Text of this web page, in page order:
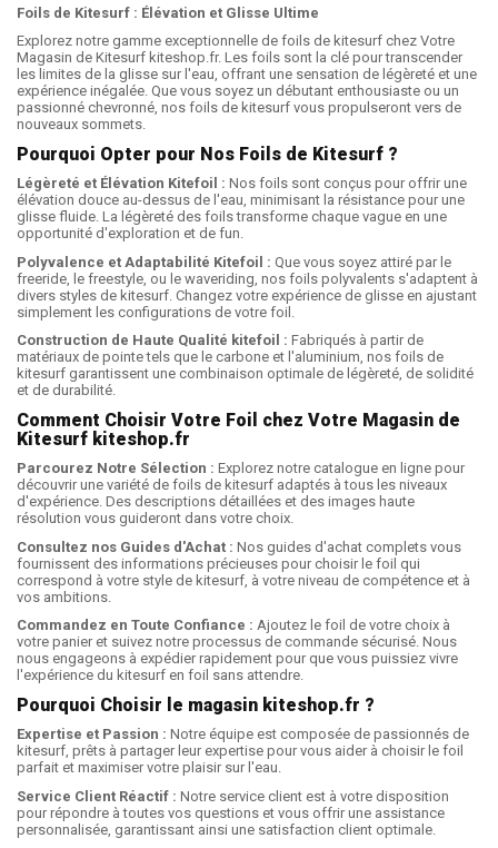
Foils de Kitesurf : Élévation et Glisse Ultime
Explorez notre gamme exceptionnelle de foils de kitesurf chez Votre
Magasin de Kitesurf kiteshop.fr. Les foils sont la clé pour transcender
les limites de la glisse sur l'eau, offrant une sensation de légèreté et une
expérience inégalée. Que vous soyez un débutant enthousiaste ou un
passionné chevronné, nos foils de kitesurf vous propulseront vers de
nouveaux sommets.
Pourquoi Opter pour Nos Foils de Kitesurf ?
Légèreté et Élévation Kitefoil : Nos foils sont conçus pour offrir une
élévation douce au-dessus de l'eau, minimisant la résistance pour une
glisse fluide. La légèreté des foils transforme chaque vague en une
opportunité d'exploration et de fun.
Polyvalence et Adaptabilité Kitefoil : Que vous soyez attiré par le
freeride, le freestyle, ou le waveriding, nos foils polyvalents s'adaptent à
divers styles de kitesurf. Changez votre expérience de glisse en ajustant
simplement les configurations de votre foil.
Construction de Haute Qualité kitefoil : Fabriqués à partir de
matériaux de pointe tels que le carbone et l'aluminium, nos foils de
kitesurf garantissent une combinaison optimale de légèreté, de solidité
et de durabilité.
Comment Choisir Votre Foil chez Votre Magasin de
Kitesurf kiteshop.fr
Parcourez Notre Sélection : Explorez notre catalogue en ligne pour
découvrir une variété de foils de kitesurf adaptés à tous les niveaux
d'expérience. Des descriptions détaillées et des images haute
résolution vous guideront dans votre choix.
Consultez nos Guides d'Achat : Nos guides d'achat complets vous
fournissent des informations précieuses pour choisir le foil qui
correspond à votre style de kitesurf, à votre niveau de compétence et à
vos ambitions.
Commandez en Toute Confiance : Ajoutez le foil de votre choix à
votre panier et suivez notre processus de commande sécurisé. Nous
nous engageons à expédier rapidement pour que vous puissiez vivre
l'expérience du kitesurf en foil sans attendre.
Pourquoi Choisir le magasin kiteshop.fr ?
Expertise et Passion : Notre équipe est composée de passionnés de
kitesurf, prêts à partager leur expertise pour vous aider à choisir le foil
parfait et maximiser votre plaisir sur l'eau.
Service Client Réactif : Notre service client est à votre disposition
pour répondre à toutes vos questions et vous offrir une assistance
personnalisée, garantissant ainsi une satisfaction client optimale.